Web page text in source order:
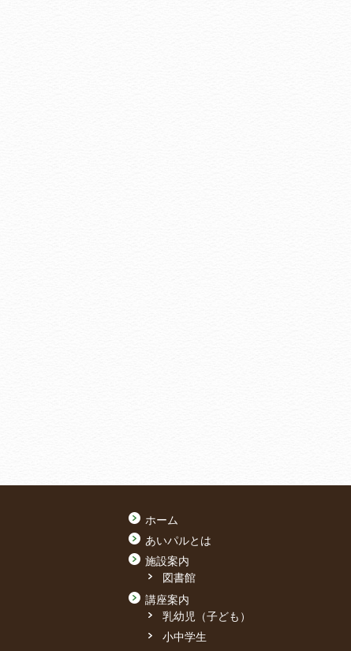
ホーム
あいパルとは
施設案内
図書館
講座案内
乳幼児（子ども）
小中学生